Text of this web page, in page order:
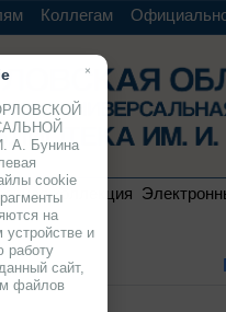
Коллегам
коллекция
×
Бунина
cookie
на
и
работу
сайт,
файлов